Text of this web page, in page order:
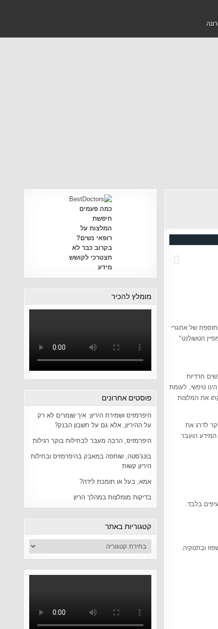
של אתגרי
הטשולנט"
חרדיות
טיפשי, לעומת
את המלצות
לדרג את
המידע הועבר
החשובים לנשים במהלך הלידה ולאחריה. המשיבות נדרשו לבחור עד 10 סעיפים בלבד.
ובתנוקיה.
כמה פעמים
חיפשת
המלצות על
רופאי נשים?
בקרוב כבר לא
תצטרכי לקושש
מידע
מומלץ להכיר
פוסטים אחרונים
היפרמזיס ושמירת היריון: איך שומרים לא רק
על ההיריון, אלא גם על חשבון הבנק?
היפרמזיס, הרבה מעבר לבחילות בוקר רגילות
בונג'סטה, שותפה במאבק בהיפרמזיס ובחילות
היריון קשות
אמא, בעל או תומכת לידה?
בדיקות מומלצות במהלך הריון
קטגוריות באתר